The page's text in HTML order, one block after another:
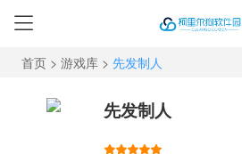
首页 > 游戏库 > 先发制人
先发制人